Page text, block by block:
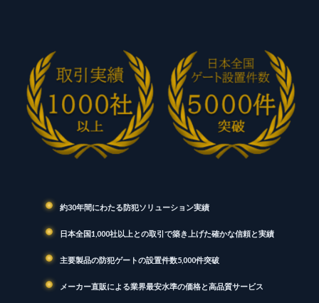
約30年間にわたる防犯ソリューション実績
日本全国1,000社以上との取引で築き上げた確かな信頼と実績
主要製品の防犯ゲートの設置件数5,000件突破
メーカー直販による業界最安水準の価格と高品質サービス